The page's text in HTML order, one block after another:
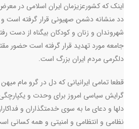
اینک که کشورعزیزمان ایران اسلامی در
دد منشانه دشمن صهیونی قرار گرفته است
شهروندان و زنان و کودکان بیگناه از دست
جامعه مورد تهدید قرار گرفته است حضور
دلگرمی مردم ایران بزرگ است.
قطعا تمامی ایرانیانی که دل در گرو مام
گرایش سیاسی امروز برای وحدت و
دلها و دعای ما به سوی خدمتگذاران و
نظامی و انتظامی و امنیتی و همه